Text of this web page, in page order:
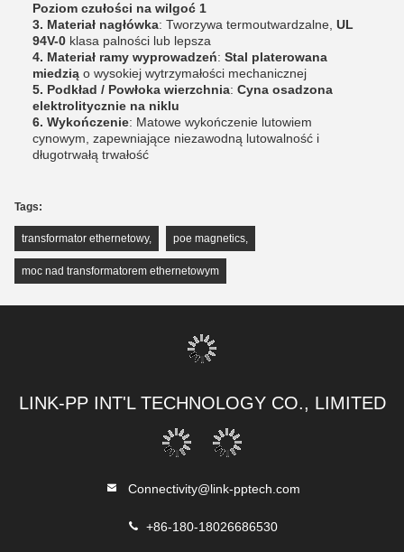
Poziom czułości na wilgoć 1
3. Materiał nagłówka: Tworzywa termoutwardzalne, UL
94V-0 klasa palności lub lepsza
4. Materiał ramy wyprowadzeń: Stal platerowana
miedzią o wysokiej wytrzymałości mechanicznej
5. Podkład / Powłoka wierzchnia: Cyna osadzona
elektrolitycznie na niklu
6. Wykończenie: Matowe wykończenie lutowiem
cynowym, zapewniające niezawodną lutowalność i
długotrwałą trwałość
Tags:
transformator ethernetowy, poe magnetics,
moc nad transformatorem ethernetowym
LINK-PP INT'L TECHNOLOGY CO., LIMITED
Connectivity@link-pptech.com
+86-180-18026686530